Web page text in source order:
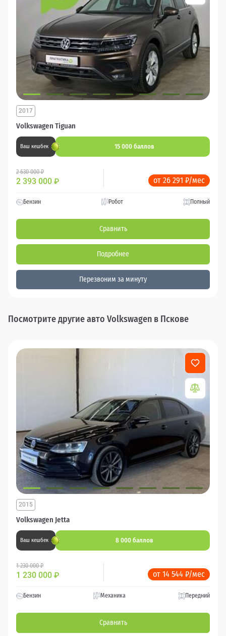
Volkswagen Tiguan
2017
Ваш кешбек 15 000 баллов
2 630 000 ₽
2 393 000 ₽ от 26 291 ₽/мес
Бензин Робот Полный
Сравнить
Подробнее
Перезвоним за минуту
Посмотрите другие авто Volkswagen в Пскове
Volkswagen Jetta
2015
Ваш кешбек 8 000 баллов
1 230 000 ₽
1 230 000 ₽ от 14 544 ₽/мес
Бензин Механика Передний
Сравнить